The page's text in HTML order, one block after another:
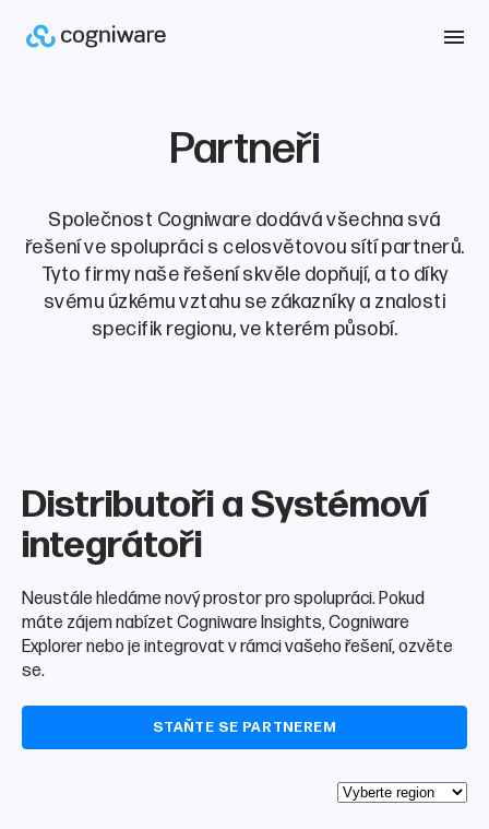
Partneři
Společnost Cogniware dodává všechna svá
řešení ve spolupráci s celosvětovou sítí partnerů.
Tyto firmy naše řešení skvěle dopňují, a to díky
svému úzkému vztahu se zákazníky a znalosti
specifik regionu, ve kterém působí.
Distributoři a Systémoví
integrátoři
Neustále hledáme nový prostor pro spolupráci. Pokud
máte zájem nabízet Cogniware Insights, Cogniware
Explorer nebo je integrovat v rámci vašeho řešení, ozvěte
se.
STAŇTE SE PARTNEREM